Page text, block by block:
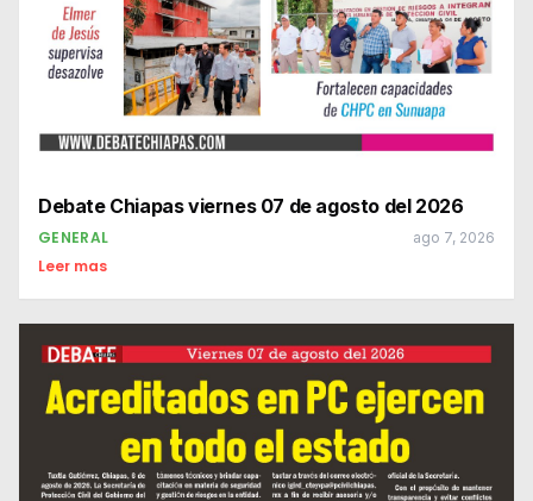
Debate Chiapas viernes 07 de agosto del 2026
GENERAL ago 7, 2026
Leer mas